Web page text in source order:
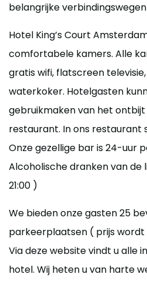
belangrijke
Hotel King’s Court
comfortabele kamers. Alle
gratis wifi, flatscreen
waterkoker. Hotelgasten
gebruikmaken van het
restaurant. In ons restaurant
Onze gezellige bar is 24-uur
Alcoholische dranken van de
21:00 )
We bieden onze gasten 25
parkeerplaatsen ( prijs
Via deze website vindt u alle
hotel. Wij heten u van harte